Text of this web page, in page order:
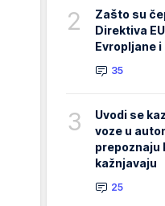
2
Zašto su
Direktiva
Evropljane
35
3
Uvodi se
voze u
prepoznaju
kažnjavaju
25